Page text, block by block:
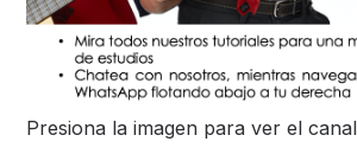
Presiona la imagen para ver el